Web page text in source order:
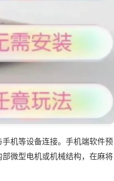
机等设备连接。手机端软件预
微型电机或机械结构，在麻将